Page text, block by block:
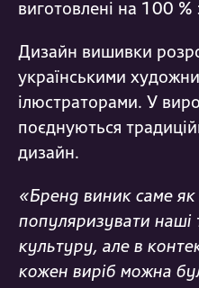
виготовлені на 100 %
Дизайн вишивки
українськими
ілюстраторами. У
поєднуються
дизайн.
«Бренд виник саме
популяризувати наші
культуру, але в
кожен виріб можна